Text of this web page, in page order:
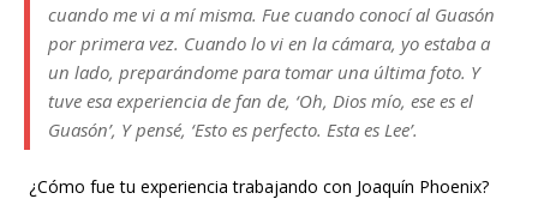
cuando me vi a mí misma. Fue cuando conocí al Guasón
por primera vez. Cuando lo vi en la cámara, yo estaba a
un lado, preparándome para tomar una última foto. Y
tuve esa experiencia de fan de, ‘Oh, Dios mío, ese es el
Guasón’, Y pensé, ‘Esto es perfecto. Esta es Lee’.
¿Cómo fue tu experiencia trabajando con Joaquín Phoenix?